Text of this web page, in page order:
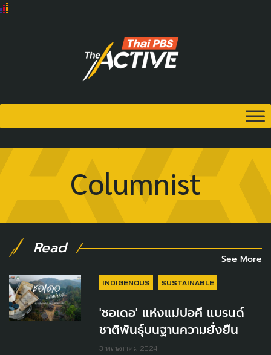
Columnist
Read
See More
INDIGENOUS SUSTAINABLE
'ชอเดอ' แห่งแม่ปอคี แบรนด์
ชาติพันธุ์บนฐานความยั่งยืน
3 พฤษภาคม 2024